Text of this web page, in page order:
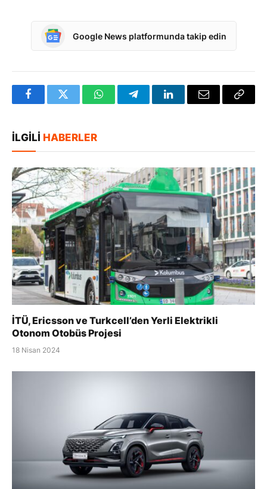
Google News platformunda takip edin
FacebookTwitter WhatsAppTelegramLinkedInE-
İLGILI HABERLER
İTÜ, Ericsson ve Turkcell’den Yerli Elektrikli
Otonom Otobüs Projesi
18 Nisan 2024